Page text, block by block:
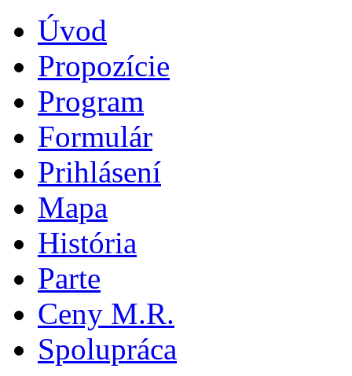
Úvod
Propozície
Program
Formulár
Prihlásení
Mapa
História
Parte
Ceny M.R.
Spolupráca